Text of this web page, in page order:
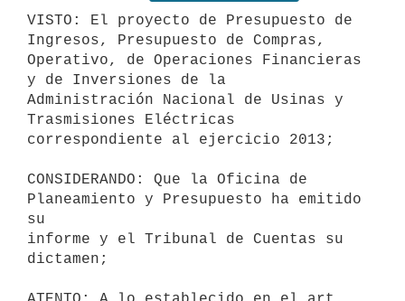
VISTO: El proyecto de Presupuesto de
Ingresos, Presupuesto de Compras,
Operativo, de Operaciones Financieras
y de Inversiones de la
Administración Nacional de Usinas y
Trasmisiones Eléctricas
correspondiente al ejercicio 2013;
CONSIDERANDO: Que la Oficina de
Planeamiento y Presupuesto ha emitido
su
informe y el Tribunal de Cuentas su
dictamen;